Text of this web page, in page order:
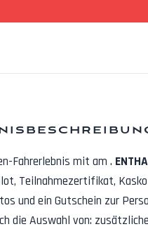
Fahrerlebnis mit am .
Teilnahmezertifikat,
und ein Gutschein zur
die Auswahl von: